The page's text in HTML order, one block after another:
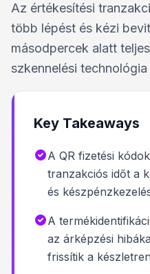
Az értékesítési
több lépést és kézi
másodpercek alatt
szkennelési
Key Takeaways
A QR fizetési
tranzakciós időt a
és
A
az árképzési
frissítik a